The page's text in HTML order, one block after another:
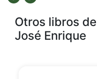
Otros libros
José Enrique